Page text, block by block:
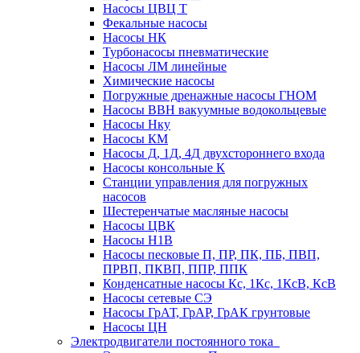
Насосы ЦВЦ Т
Фекальные насосы
Насосы НК
Турбонасосы пневматические
Насосы ЛМ линейные
Химические насосы
Погружные дренажные насосы ГНОМ
Насосы ВВН вакуумные водокольцевые
Насосы Нку
Насосы КМ
Насосы Д, 1Д, 4Д двухстороннего входа
Насосы консольные К
Станции управления для погружных
насосов
Шестеренчатые масляные насосы
Насосы ЦВК
Насосы Н1В
Насосы песковые П, ПР, ПК, ПБ, ПВП,
ПРВП, ПКВП, ППР, ППК
Конденсатные насосы Кс, 1Кс, 1КсВ, КсВ
Насосы сетевые СЭ
Насосы ГрАТ, ГрАР, ГрАК грунтовые
Насосы ЦН
Электродвигатели постоянного тока